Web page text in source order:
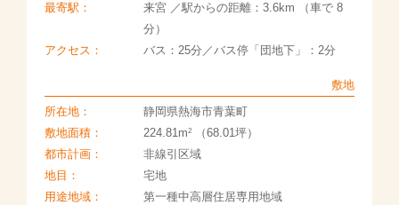
最寄駅：
来宮 ／駅からの距離：3.6km （車で 8
分）
アクセス：
バス：25分／バス停「団地下」：2分
敷地
所在地：
静岡県熱海市青葉町
敷地面積：
224.81m2（68.01坪）
都市計画：
非線引区域
地目：
宅地
用途地域：
第一種中高層住居専用地域